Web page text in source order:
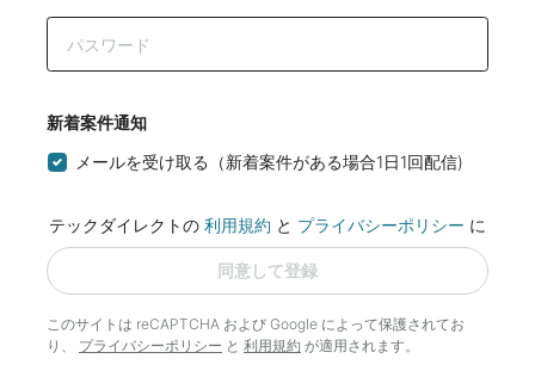
新着案件通知
メールを受け取る（新着案件がある場合1日1回配信)
テックダイレクトの 利用規約 と プライバシーポリシー に
同意して登録
このサイトは reCAPTCHA および Google によって保護されてお
り、 プライバシーポリシー と 利用規約 が適用されます。